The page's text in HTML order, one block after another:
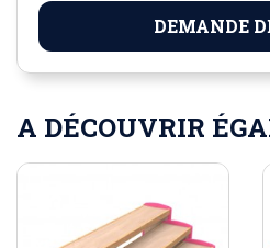
DEMANDE
A DÉCOUVRIR